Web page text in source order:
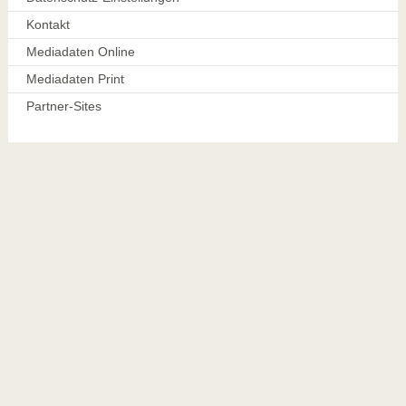
Kontakt
Mediadaten Online
Mediadaten Print
Partner-Sites